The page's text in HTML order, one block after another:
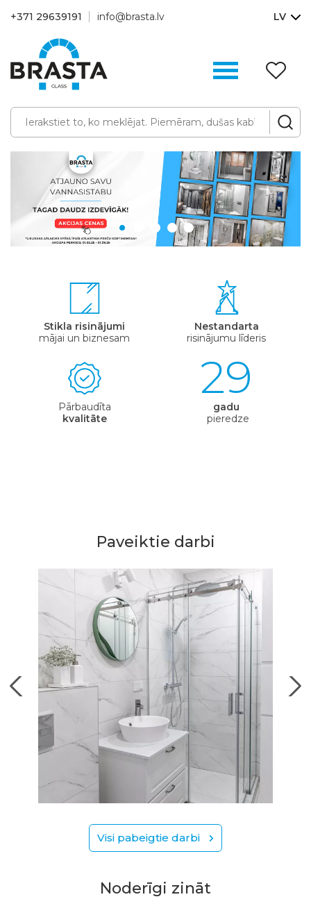
+371 29639191 info@brasta.lv LV
Stikla risinājumi
mājai un biznesam
Nestandarta
risinājumu līderis
Pārbaudīta
kvalitāte
29
gadu
pieredze
Paveiktie darbi
Visi pabeigtie darbi
Noderīgi zināt